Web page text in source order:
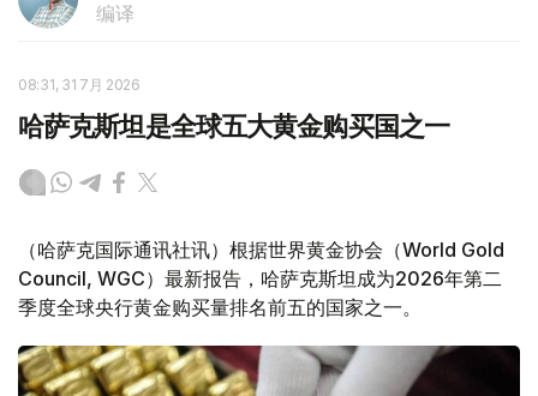
编译
08:31, 31 7月 2026
哈萨克斯坦是全球五大黄金购买国之一
（哈萨克国际通讯社讯）根据世界黄金协会（World Gold
Council, WGC）最新报告，哈萨克斯坦成为2026年第二
季度全球央行黄金购买量排名前五的国家之一。